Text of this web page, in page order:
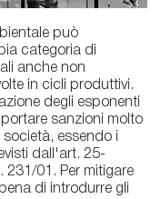
può
categoria di
anche non
in cicli produttivi.
degli esponenti
sanzioni molto
essendo i
dall'art. 25-
231/01. Per mitigare
di introdurre gli